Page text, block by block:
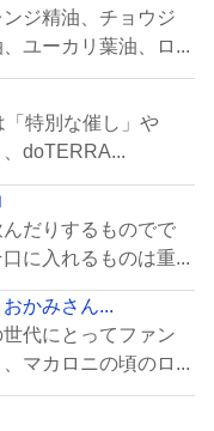
ジ精油、チョウジ
ユーカリ葉油、ロ...
特別な催し」や
、doTERRA...
だりするものでで
に入れるものは重...
かみさん...
代にとってファン
マカロニの頃のロ...